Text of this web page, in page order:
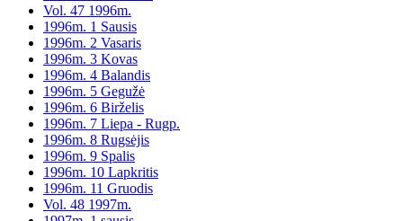
Vol. 47 1996m.
1996m. 1 Sausis
1996m. 2 Vasaris
1996m. 3 Kovas
1996m. 4 Balandis
1996m. 5 Gegužė
1996m. 6 Birželis
1996m. 7 Liepa - Rugp.
1996m. 8 Rugsėjis
1996m. 9 Spalis
1996m. 10 Lapkritis
1996m. 11 Gruodis
Vol. 48 1997m.